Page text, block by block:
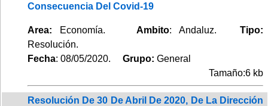
Consecuencia Del Covid-19
Area: Economía. Ambito: Andaluz. Tipo:
Resolución.
Fecha: 08/05/2020. Grupo: General
Tamaño:6 kb
Resolución De 30 De Abril De 2020, De La Dirección